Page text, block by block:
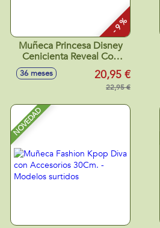
- 9 %
Muñeca Princesa Disney
Cenicienta Reveal Con
Accesorios
Sorpresa.32x18x6 cm
36 meses 20,95 €
22,95 €
NOVEDAD